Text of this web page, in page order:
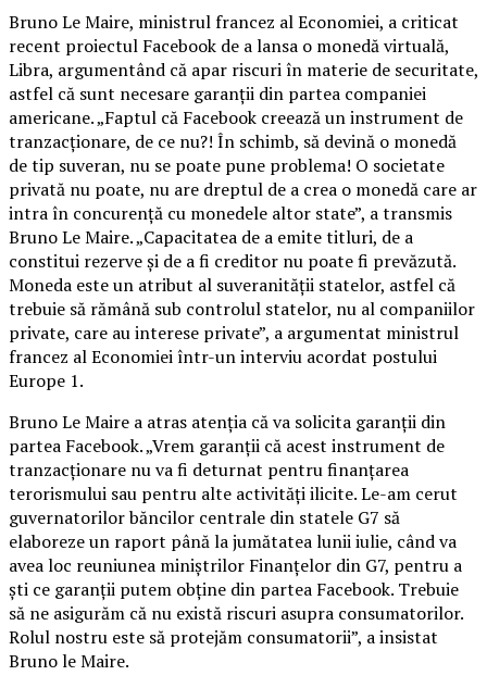
Bruno Le Maire, ministrul francez al Economiei, a criticat
recent proiectul Facebook de a lansa o monedă virtuală,
Libra, argumentând că apar riscuri în materie de securitate,
astfel că sunt necesare garanţii din partea companiei
americane. „Faptul că Facebook creează un instrument de
tranzacţionare, de ce nu?! În schimb, să devină o monedă
de tip suveran, nu se poate pune problema! O societate
privată nu poate, nu are dreptul de a crea o monedă care ar
intra în concurenţă cu monedele altor state”, a transmis
Bruno Le Maire. „Capacitatea de a emite titluri, de a
constitui rezerve şi de a fi creditor nu poate fi prevăzută.
Moneda este un atribut al suveranităţii statelor, astfel că
trebuie să rămână sub controlul statelor, nu al companiilor
private, care au interese private”, a argumentat ministrul
francez al Economiei într-un interviu acordat postului
Europe 1.
Bruno Le Maire a atras atenţia că va solicita garanţii din
partea Facebook. „Vrem garanţii că acest instrument de
tranzacţionare nu va fi deturnat pentru finanţarea
terorismului sau pentru alte activităţi ilicite. Le-am cerut
guvernatorilor băncilor centrale din statele G7 să
elaboreze un raport până la jumătatea lunii iulie, când va
avea loc reuniunea miniştrilor Finanţelor din G7, pentru a
şti ce garanţii putem obţine din partea Facebook. Trebuie
să ne asigurăm că nu există riscuri asupra consumatorilor.
Rolul nostru este să protejăm consumatorii”, a insistat
Bruno le Maire.